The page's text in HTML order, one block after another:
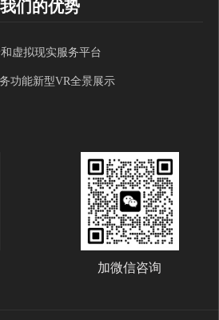
我们的优势
虚拟现实服务平台
功能新型VR全景展示
加微信咨询